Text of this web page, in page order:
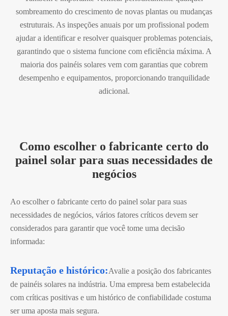
sombreamento do crescimento de novas plantas ou mudanças
estruturais. As inspeções anuais por um profissional podem
ajudar a identificar e resolver quaisquer problemas potenciais,
garantindo que o sistema funcione com eficiência máxima. A
maioria dos painéis solares vem com garantias que cobrem
desempenho e equipamentos, proporcionando tranquilidade
adicional.
Como escolher o fabricante certo do
painel solar para suas necessidades de
negócios
Ao escolher o fabricante certo do painel solar para suas
necessidades de negócios, vários fatores críticos devem ser
considerados para garantir que você tome uma decisão
informada:
Reputação e histórico:Avalie a posição dos fabricantes
de painéis solares na indústria. Uma empresa bem estabelecida
com críticas positivas e um histórico de confiabilidade costuma
ser uma aposta mais segura.